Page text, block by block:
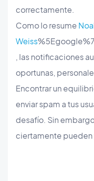
correctamente.
Como lo resume
Weiss
, las notificaciones
oportunas,
Encontrar un
enviar spam a tus
desafío. Sin
ciertamente pueden